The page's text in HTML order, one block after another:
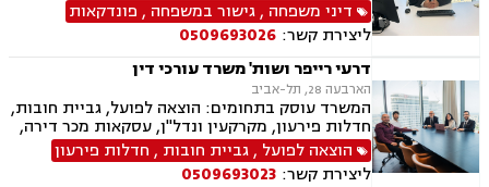
הסכמי ממון, אבהות, מזונות, משמורת, גירושין,
הורות חד מינית, נישואים אזרחיים, חוק הנוער,
אימוץ, חלוקת רכוש, מעמד אישי, תיאום הורי, חטיפת
ילדים, זמני שהות (החזקת ילדים), אומנה, ניכור הורי,
עסקאות מתנה, פלילי, הטרדה מינית, עבירות מין,
צווארון לבן, עבירות מס, הלבנת הון רישוי נשק, ייצוג
קטינים, אלימות במשפחה, עבירות סמים, ועדת
שחרורים, עבירות סייבר, סירוב ויזה לארה"ב, מחיקת
רישום פלילי הסגרה ופשיעה בינלאומית, נפגעי
עבירה.
דיני משפחה ,גישור במשפחה , פונדקאות
ליצירת קשר: 0509693026
דרעי רייפר ושות' משרד עורכי דין
הארבעה 28, תל-אביב
המשרד עוסק בתחומים: הוצאה לפועל, גביית חובות,
חדלות פירעון, מקרקעין ונדל"ן, עסקאות מכר דירה,
דיני משפחה, חלוקת רכוש, דיני חוזים, ירושות
וצוואות.
הוצאה לפועל ,גביית חובות , חדלות פירעון
ליצירת קשר: 0509693023